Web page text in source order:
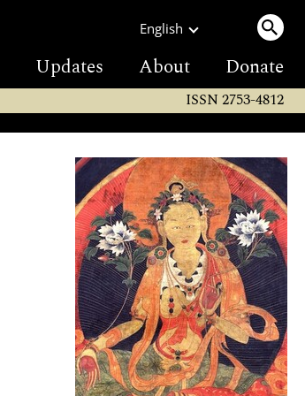
English
Updates About Donate
ISSN 2753-4812